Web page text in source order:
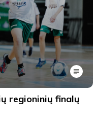
regioninių finalų